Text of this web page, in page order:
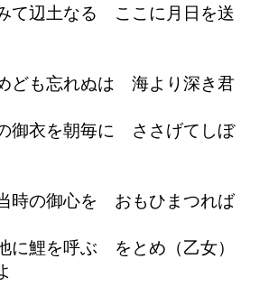
土なる ここに月日を送
ども忘れぬは 海より深き君
を朝毎に ささげてしぼ
時の御心を おもひまつれば
を呼ぶ をとめ（乙女）